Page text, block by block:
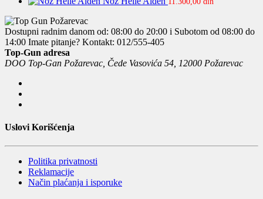
Dostupni radnim danom od: 08:00 do 20:00 i Subotom od 08:00 do
14:00 Imate pitanje? Kontakt: 012/555-405
Top-Gun adresa
DOO Top-Gan Požarevac, Čede Vasovića 54, 12000 Požarevac
Uslovi Korišćenja
Politika privatnosti
Reklamacije
Način plaćanja i isporuke